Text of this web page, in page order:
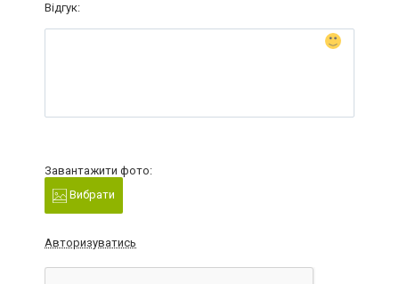
Відгук:
Завантажити фото:
Вибрати
Авторизуватись